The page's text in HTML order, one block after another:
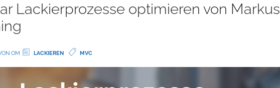
Lackierprozesse optimieren von Markus
OM LACKIEREN MVC